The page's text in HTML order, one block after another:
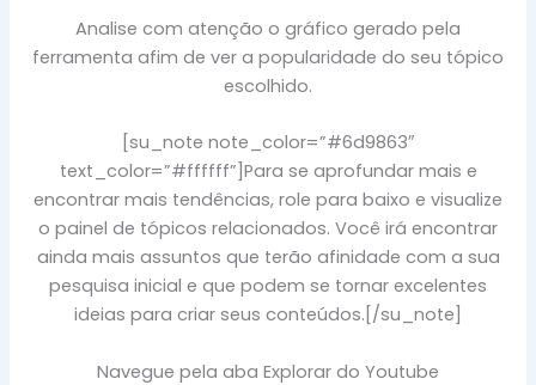
Analise com atenção o gráfico gerado pela
ferramenta afim de ver a popularidade do seu tópico
escolhido.
[su_note note_color=”#6d9863″
text_color=”#ffffff”]Para se aprofundar mais e
encontrar mais tendências, role para baixo e visualize
o painel de tópicos relacionados. Você irá encontrar
ainda mais assuntos que terão afinidade com a sua
pesquisa inicial e que podem se tornar excelentes
ideias para criar seus conteúdos.[/su_note]
Navegue pela aba Explorar do Youtube